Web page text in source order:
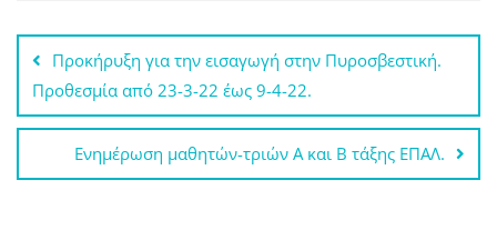
Πλοήγηση
άρθρων
Προκήρυξη για την εισαγωγή στην Πυροσβεστική.
Προθεσμία από 23-3-22 έως 9-4-22.
Ενημέρωση μαθητών-τριών Α και Β τάξης ΕΠΑΛ.